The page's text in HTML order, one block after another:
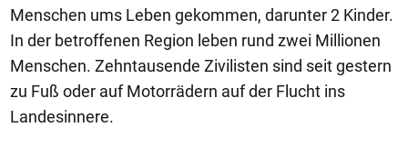
Menschen ums Leben gekommen, darunter 2 Kinder.
In der betroffenen Region leben rund zwei Millionen
Menschen. Zehntausende Zivilisten sind seit gestern
zu Fuß oder auf Motorrädern auf der Flucht ins
Landesinnere.